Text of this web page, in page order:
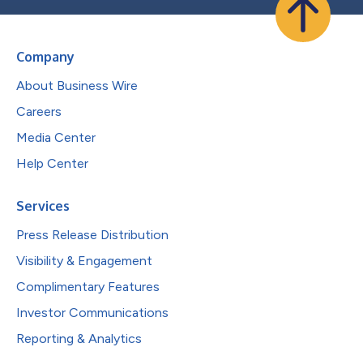
Company
About Business Wire
Careers
Media Center
Help Center
Services
Press Release Distribution
Visibility & Engagement
Complimentary Features
Investor Communications
Reporting & Analytics